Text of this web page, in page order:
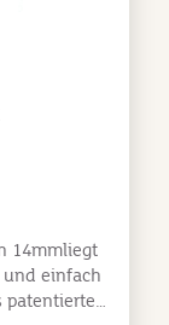
14mmliegt
einfach
patentierte